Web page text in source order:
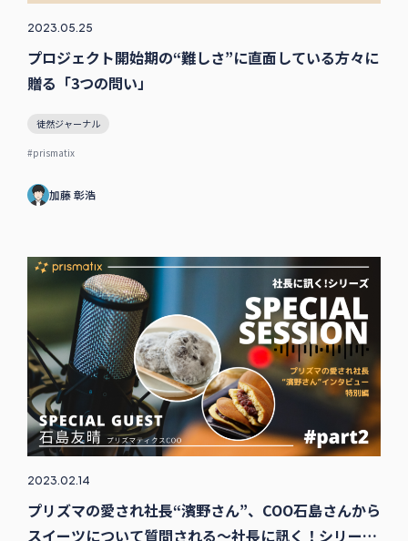
2023.05.25
プロジェクト開始期の“難しさ”に直面している方々に
贈る「3つの問い」
徒然ジャーナル
#prismatix
加藤 彰浩
2023.02.14
プリズマの愛され社長“濱野さん”、COO石島さんから
スイーツについて質問される〜社長に訊く！シリーズ